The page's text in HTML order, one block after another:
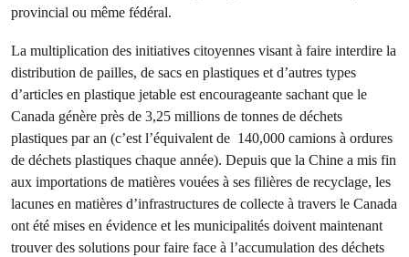
provincial ou même fédéral.
La multiplication des initiatives citoyennes visant à faire interdire la
distribution de pailles, de sacs en plastiques et d’autres types
d’articles en plastique jetable est encourageante sachant que le
Canada génère près de 3,25 millions de tonnes de déchets
plastiques par an (c’est l’équivalent de 140,000 camions à ordures
de déchets plastiques chaque année). Depuis que la Chine a mis fin
aux importations de matières vouées à ses filières de recyclage, les
lacunes en matières d’infrastructures de collecte à travers le Canada
ont été mises en évidence et les municipalités doivent maintenant
trouver des solutions pour faire face à l’accumulation des déchets